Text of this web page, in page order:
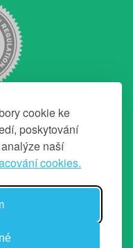
cookie ke
poskytování
naší
cookies.